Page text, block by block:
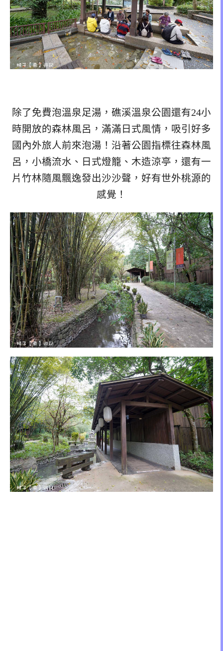
除了免費泡溫泉足湯，礁溪溫泉公園還有24小
時開放的森林風呂，滿滿日式風情，吸引好多
國內外旅人前來泡湯！沿著公園指標往森林風
呂，小橋流水、日式燈籠、木造涼亭，還有一
片竹林隨風飄逸發出沙沙聲，好有世外桃源的
感覺！